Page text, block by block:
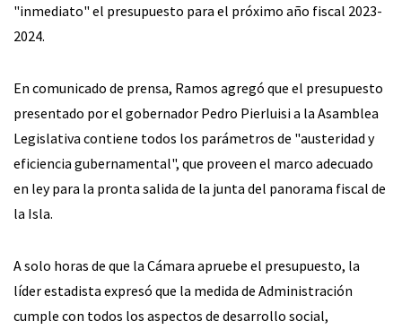
"inmediato" el presupuesto para el próximo año fiscal 2023-
2024.
En comunicado de prensa, Ramos agregó que el presupuesto
presentado por el gobernador Pedro Pierluisi a la Asamblea
Legislativa contiene todos los parámetros de "austeridad y
eficiencia gubernamental", que proveen el marco adecuado
en ley para la pronta salida de la junta del panorama fiscal de
la Isla.
A solo horas de que la Cámara apruebe el presupuesto, la
líder estadista expresó que la medida de Administración
cumple con todos los aspectos de desarrollo social,